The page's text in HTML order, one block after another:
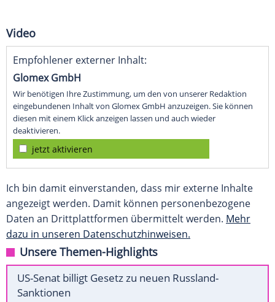
Video
Empfohlener externer Inhalt:
Glomex GmbH
Wir benötigen Ihre Zustimmung, um den von unserer Redaktion
eingebundenen Inhalt von Glomex GmbH anzuzeigen. Sie können
diesen mit einem Klick anzeigen lassen und auch wieder
deaktivieren.
jetzt aktivieren
Ich bin damit einverstanden, dass mir externe Inhalte
angezeigt werden. Damit können personenbezogene
Daten an Drittplattformen übermittelt werden. Mehr
dazu in unseren Datenschutzhinweisen.
Unsere Themen-Highlights
US-Senat billigt Gesetz zu neuen Russland-
Sanktionen